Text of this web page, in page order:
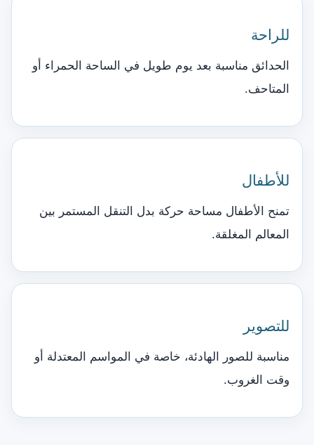
للراحة
الحدائق مناسبة بعد يوم طويل في الساحة الحمراء أو
المتاحف.
للأطفال
تمنح الأطفال مساحة حركة بدل التنقل المستمر بين
المعالم المغلقة.
للتصوير
مناسبة للصور الهادئة، خاصة في المواسم المعتدلة أو
وقت الغروب.